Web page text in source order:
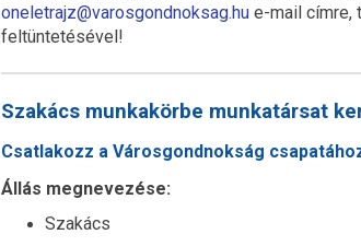
oneletrajz@varosgondnoksag.hu e-mail címre,
feltüntetésével!
Szakács munkakörbe munkatársat
Csatlakozz a Városgondnokság
Állás megnevezése:
Szakács